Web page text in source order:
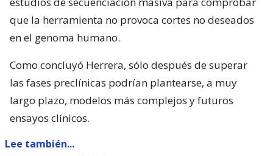
que la herramienta no provoca cortes no deseados
en el genoma humano.
Como concluyó Herrera, sólo después de superar
las fases preclínicas podrían plantearse, a muy
largo plazo, modelos más complejos y futuros
ensayos clínicos.
Lee también...